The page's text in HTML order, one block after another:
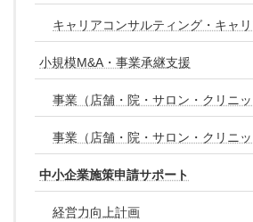
キャリアコンサルティング・キャ
小規模M&A・事業承継支援
事業（店舗・院・サロン・クリニ
事業（店舗・院・サロン・クリニ
中小企業施策申請サポート
経営力向上計画